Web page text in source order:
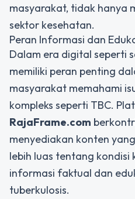
masyarakat, tidak hanya
sektor kesehatan.
Peran Informasi dan
Dalam era digital seperti
memiliki peran penting
masyarakat memahami
kompleks seperti TBC.
RajaFrame.com
menyediakan konten
lebih luas tentang kondisi
informasi faktual dan
tuberkulosis.